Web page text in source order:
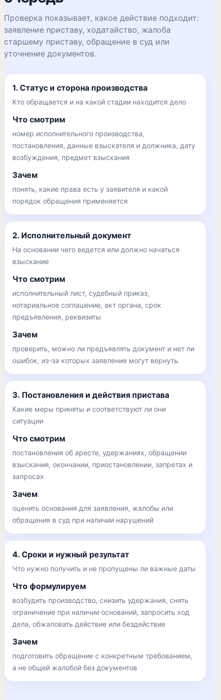
Проверка показывает, какое действие подходит:
заявление приставу, ходатайство, жалоба
старшему приставу, обращение в суд или
уточнение документов.
1. Статус и сторона производства
Кто обращается и на какой стадии находится дело
Что смотрим
номер исполнительного производства,
постановления, данные взыскателя и должника, дату
возбуждения, предмет взыскания
Зачем
понять, какие права есть у заявителя и какой
порядок обращения применяется
2. Исполнительный документ
На основании чего ведется или должно начаться
взыскание
Что смотрим
исполнительный лист, судебный приказ,
нотариальное соглашение, акт органа, срок
предъявления, реквизиты
Зачем
проверить, можно ли предъявлять документ и нет ли
ошибок, из-за которых заявление могут вернуть
3. Постановления и действия пристава
Какие меры приняты и соответствуют ли они
ситуации
Что смотрим
постановления об аресте, удержаниях, обращении
взыскания, окончании, приостановлении, запретах и
запросах
Зачем
оценить основания для заявления, жалобы или
обращения в суд при наличии нарушений
4. Сроки и нужный результат
Что нужно получить и не пропущены ли важные даты
Что формулируем
возбудить производство, снизить удержания, снять
ограничение при наличии оснований, запросить ход
дела, обжаловать действие или бездействие
Зачем
подготовить обращение с конкретным требованием,
а не общей жалобой без документов